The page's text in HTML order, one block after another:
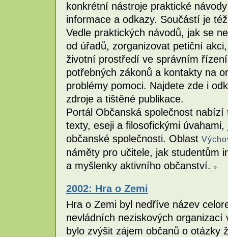
konkrétní nástroje praktické
informace a odkazy. Součástí je
Vedle praktických návodů, jak se
od úřadů, zorganizovat petiční
životní prostředí ve správním
potřebných zákonů a kontakty na
problémy pomoci. Najdete zde i
zdroje a tištěné publikace.
Portál Občanská společnost
texty, eseji a filosofickými
občanské společnosti. Oblast
náměty pro učitele, jak studentům
a myšlenky aktivního občanství.
2002: Hra o Zemi
Hra o Zemi byl nedříve název
nevládních neziskových
bylo zvýšit zájem občanů o otázky